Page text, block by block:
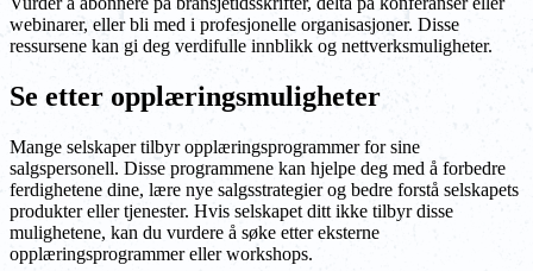
webinarer, eller bli med i profesjonelle organisasjoner. Disse
ressursene kan gi deg verdifulle innblikk og nettverksmuligheter.
Se etter opplæringsmuligheter
Mange selskaper tilbyr opplæringsprogrammer for sine
salgspersonell. Disse programmene kan hjelpe deg med å forbedre
ferdighetene dine, lære nye salgsstrategier og bedre forstå selskapets
produkter eller tjenester. Hvis selskapet ditt ikke tilbyr disse
mulighetene, kan du vurdere å søke etter eksterne
opplæringsprogrammer eller workshops.